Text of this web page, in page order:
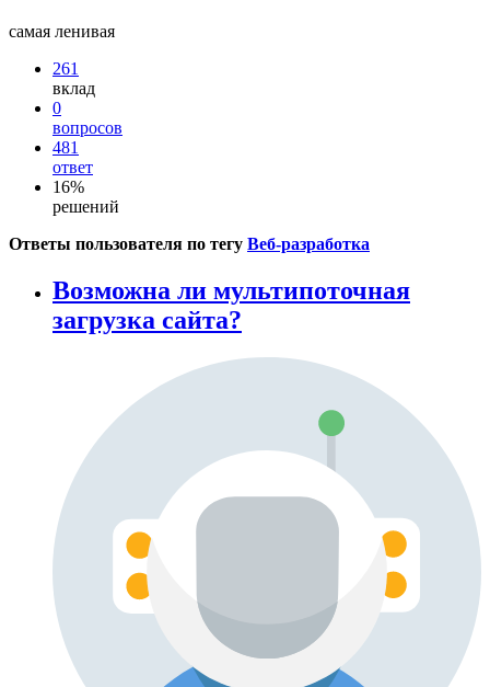
самая ленивая
261
вклад
0
вопросов
481
ответ
16%
решений
Ответы пользователя по тегу Веб-разработка
Возможна ли мультипоточная
загрузка сайта?